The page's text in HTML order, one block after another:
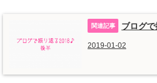
ブログ
2019-01-02